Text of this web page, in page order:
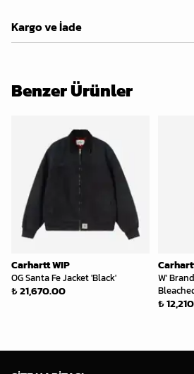
Kargo ve İade
Benzer Ürünler
Carhartt WIP
OG Santa Fe Jacket 'Black'
₺ 21,670.00
W'
₺